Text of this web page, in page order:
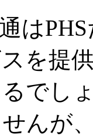
は
を提
でし
んが